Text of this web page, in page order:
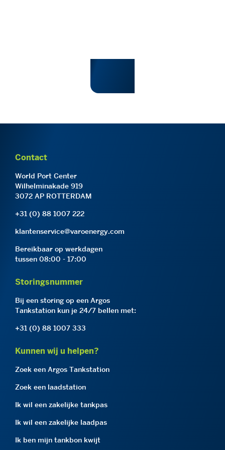
Contact
World Port Center
Wilhelminakade 919
3072 AP ROTTERDAM
+31 (0) 88 1007 222
klantenservice@varoenergy.com
Bereikbaar op werkdagen
tussen 08:00 - 17:00
Storingsnummer
Bij een storing op een Argos
Tankstation kun je 24/7 bellen met:
+31 (0) 88 1007 333
Kunnen wij u helpen?
Zoek een Argos Tankstation
Zoek een laadstation
Ik wil een zakelijke tankpas
Ik wil een zakelijke laadpas
Ik ben mijn tankbon kwijt